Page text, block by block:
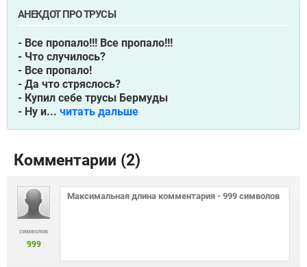
АНЕКДОТ ПРО ТРУСЫ
- Все пропало!!! Все пропало!!!
- Что случилось?
- Все пропало!
- Да что стряслось?
- Купил себе трусы Бермуды
- Ну и... читать дальше
Комментарии (2)
символов
999